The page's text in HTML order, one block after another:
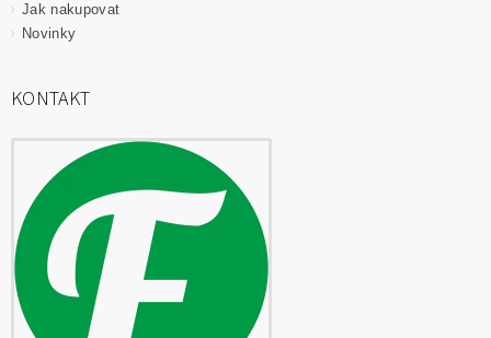
Jak nakupovat
Novinky
KONTAKT